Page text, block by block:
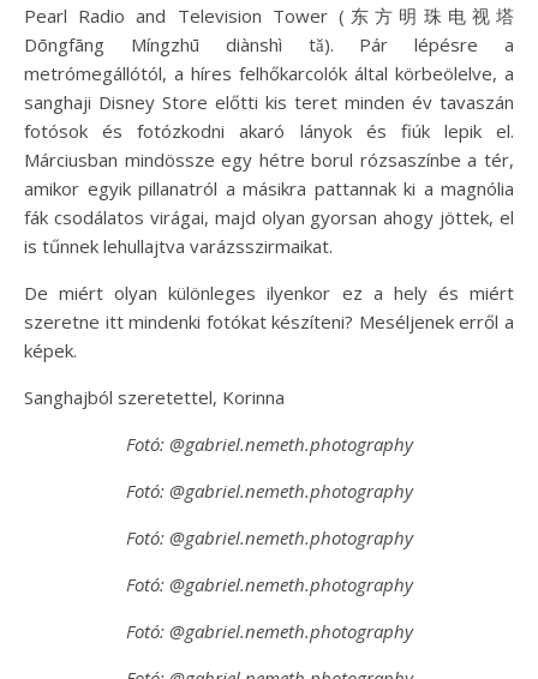
Pearl Radio and Television Tower (东方明珠电视塔
Dōngfāng Míngzhū diànshì tǎ). Pár lépésre a
metrómegállótól, a híres felhőkarcolók által körbeölelve, a
sanghaji Disney Store előtti kis teret minden év tavaszán
fotósok és fotózkodni akaró lányok és fiúk lepik el.
Márciusban mindössze egy hétre borul rózsaszínbe a tér,
amikor egyik pillanatról a másikra pattannak ki a magnólia
fák csodálatos virágai, majd olyan gyorsan ahogy jöttek, el
is tűnnek lehullajtva varázsszirmaikat.
De miért olyan különleges ilyenkor ez a hely és miért
szeretne itt mindenki fotókat készíteni? Meséljenek erről a
képek.
Sanghajból szeretettel, Korinna
Fotó: @gabriel.nemeth.photography
Fotó: @gabriel.nemeth.photography
Fotó: @gabriel.nemeth.photography
Fotó: @gabriel.nemeth.photography
Fotó: @gabriel.nemeth.photography